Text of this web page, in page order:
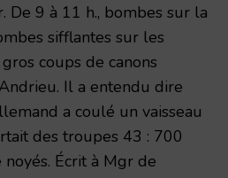
De 9 à 11 h., bombes sur la
sifflantes sur les
coups de canons
Il a entendu dire
a coulé un vaisseau
des troupes 43 : 700
Écrit à Mgr de